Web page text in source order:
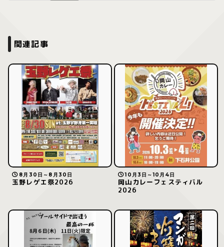
関連記事
8月30日～8月30日
玉野レゲエ祭2026
10月3日～10月4日
岡山カレーフェスティバル
2026